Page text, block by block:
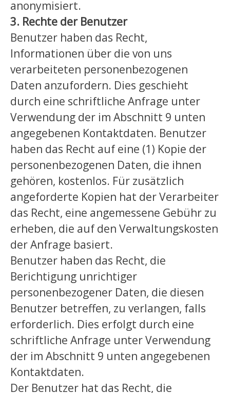
anonymisiert.
3. Rechte der Benutzer
Benutzer haben das Recht,
Informationen über die von uns
verarbeiteten personenbezogenen
Daten anzufordern. Dies geschieht
durch eine schriftliche Anfrage unter
Verwendung der im Abschnitt 9 unten
angegebenen Kontaktdaten. Benutzer
haben das Recht auf eine (1) Kopie der
personenbezogenen Daten, die ihnen
gehören, kostenlos. Für zusätzlich
angeforderte Kopien hat der Verarbeiter
das Recht, eine angemessene Gebühr zu
erheben, die auf den Verwaltungskosten
der Anfrage basiert.
Benutzer haben das Recht, die
Berichtigung unrichtiger
personenbezogener Daten, die diesen
Benutzer betreffen, zu verlangen, falls
erforderlich. Dies erfolgt durch eine
schriftliche Anfrage unter Verwendung
der im Abschnitt 9 unten angegebenen
Kontaktdaten.
Der Benutzer hat das Recht, die